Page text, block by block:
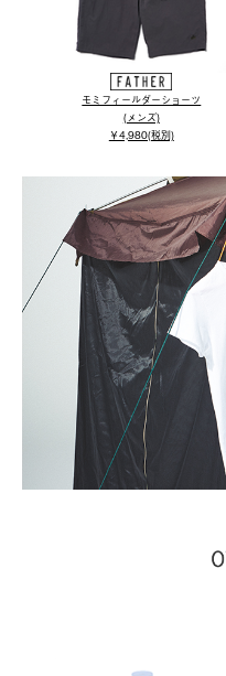
モミフィールダーショーツ
(メンズ)
￥4,980(税別)